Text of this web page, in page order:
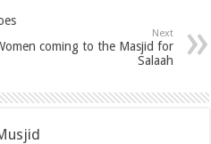
Next
coming to the Masjid for
Salaah